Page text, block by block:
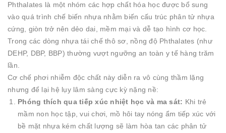
Phthalates là một nhóm các hợp chất hóa học được bổ sung
vào quá trình chế biến nhựa nhằm biến cấu trúc phân tử nhựa
cứng, giòn trở nên dẻo dai, mềm mại và dễ tạo hình cơ học.
Trong các dòng nhựa tái chế thô sơ, nồng độ Phthalates (như
DEHP, DBP, BBP) thường vượt ngưỡng an toàn y tế hàng trăm
lần.
Cơ chế phơi nhiễm độc chất này diễn ra vô cùng thầm lặng
nhưng để lại hệ lụy lâm sàng cực kỳ nặng nề:
Phóng thích qua tiếp xúc nhiệt học và ma sát: Khi trẻ
mầm non học tập, vui chơi, mồ hôi tay nóng ẩm tiếp xúc với
bề mặt nhựa kém chất lượng sẽ làm hòa tan các phân tử